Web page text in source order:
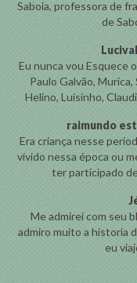
Saboia, professora de
de
Eu nunca vou Esquece
Paulo Galvão,
Helino, Luísinho,
raimundo
Era criança nesse
vivido nessa época ou
ter participado
Me admirei com seu
admiro muito a historia
eu